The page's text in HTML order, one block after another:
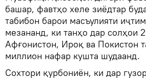
башар, фавтҳо хеле зиёдтар
табибон барои масъулияти
мезананд, ки танҳо дар солҳои
Афғонистон, Ироқ ва Покистон
миллион нафар кушта шудаанд.
Сохтори қурбониён, ки дар